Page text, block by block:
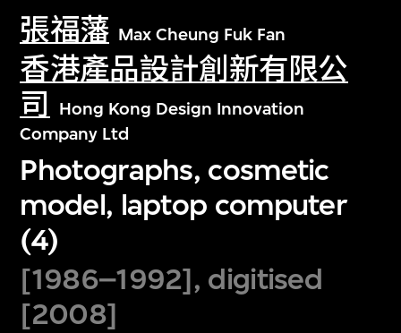
張福藩 Max Cheung Fuk Fan
香港產品設計創新有限公
司
Hong Kong Design Innovation
Company Ltd
Photographs, cosmetic
model, laptop computer
(4)
[1986–1992], digitised
[2008]
文化藏品。